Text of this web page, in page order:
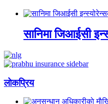
सानिमा जिआईसी
लाेकप्रिय